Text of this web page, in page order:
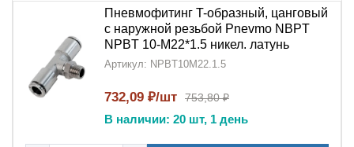
Пневмофитинг T-образный, цанговый
с наружной резьбой Pnevmo NBPT
NPBT 10-M22*1.5 никел. латунь
Артикул: NPBT10M22.1.5
732,09 ₽/шт 753,80 ₽
В наличии: 20 шт, 1 день